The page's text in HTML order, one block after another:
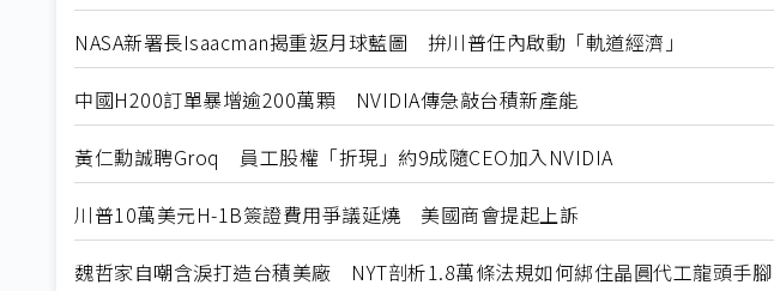
NASA新署長Isaacman揭重返月球藍圖 拚川普任內啟動「軌道經濟」
中國H200訂單暴增逾200萬顆 NVIDIA傳急敲台積新產能
黃仁勳誠聘Groq 員工股權「折現」約9成隨CEO加入NVIDIA
川普10萬美元H-1B簽證費用爭議延燒 美國商會提起上訴
魏哲家自嘲含淚打造台積美廠 NYT剖析1.8萬條法規如何綁住晶圓代工龍頭手腳